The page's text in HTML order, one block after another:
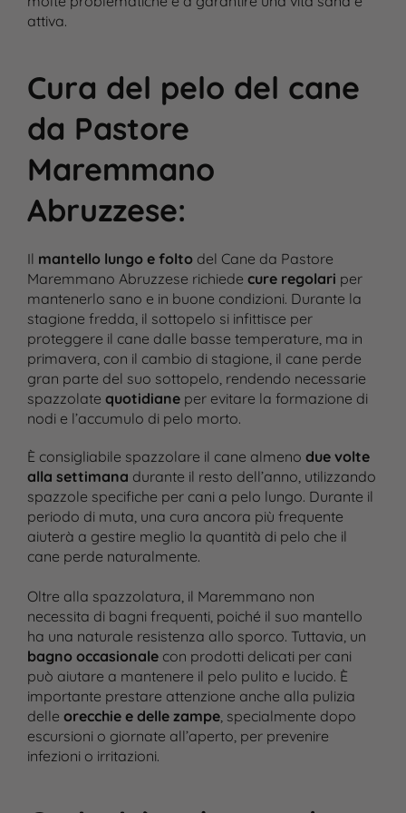
attiva​.
Cura del pelo del cane
da Pastore
Maremmano
Abruzzese:
Il mantello lungo e foltodel Cane da Pastore
Maremmano Abruzzese richiede cure regolari per
mantenerlo sano e in buone condizioni. Durante la
stagione fredda, il sottopelo si infittisce per
proteggere il cane dalle basse temperature, ma in
primavera, con il cambio di stagione, il cane perde
gran parte del suo sottopelo, rendendo necessarie
spazzolate quotidianeper evitare la formazione di
nodi e l’accumulo di pelo morto​.
È consigliabile spazzolare il cane almeno due volte
alla settimana durante il resto dell’anno, utilizzando
spazzole specifiche per cani a pelo lungo. Durante il
periodo di muta, una cura ancora più frequente
aiuterà a gestire meglio la quantità di pelo che il
cane perde naturalmente.
Oltre alla spazzolatura, il Maremmano non
necessita di bagni frequenti, poiché il suo mantello
ha una naturale resistenza allo sporco. Tuttavia, un
bagno occasionalecon prodotti delicati per cani
può aiutare a mantenere il pelo pulito e lucido. È
importante prestare attenzione anche alla pulizia
delle orecchie e delle zampe, specialmente dopo
escursioni o giornate all’aperto, per prevenire
infezioni o irritazioni​.